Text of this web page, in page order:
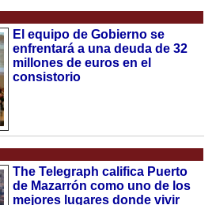
El equipo de Gobierno se
enfrentará a una deuda de 32
millones de euros en el
consistorio
The Telegraph califica Puerto
de Mazarrón como uno de los
mejores lugares donde vivir